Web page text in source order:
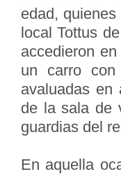
edad,
local Tottus
accedieron
un carro con
avaluadas en
de la sala de
guardias del
En aquella